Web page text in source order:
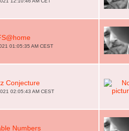
01:05:35 AM CEST
Conjecture
02:05:43 AM CEST
Numbers